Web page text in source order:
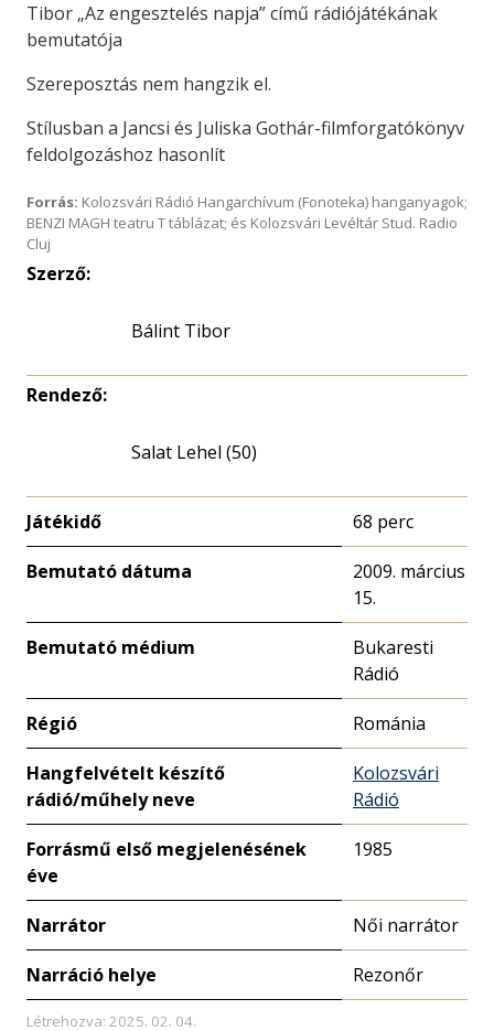
Tibor „Az engesztelés napja” című rádiójátékának
bemutatója
Szereposztás nem hangzik el.
Stílusban a Jancsi és Juliska Gothár-filmforgatókönyv
feldolgozáshoz hasonlít
Forrás: Kolozsvári Rádió Hangarchívum (Fonoteka) hanganyagok;
BENZI MAGH teatru T táblázat; és Kolozsvári Levéltár Stud. Radio
Cluj
Szerző:
Bálint Tibor
Rendező:
Salat Lehel (50)
Játékidő 68 perc
Bemutató dátuma
2009. március
15.
Bemutató médium
Bukaresti
Rádió
Régió Románia
Hangfelvételt készítő
rádió/műhely neve
Kolozsvári
Rádió
Forrásmű első megjelenésének
éve
1985
Narrátor Női narrátor
Narráció helye Rezonőr
Létrehozva: 2025. 02. 04.